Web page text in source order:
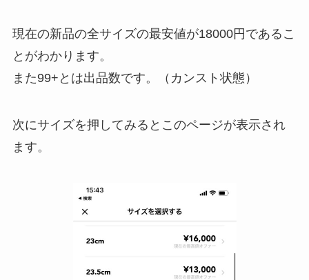
現在の新品の全サイズの最安値が18000円であるこ
とがわかります。
また99+とは出品数です。（カンスト状態）
次にサイズを押してみるとこのページが表示され
ます。